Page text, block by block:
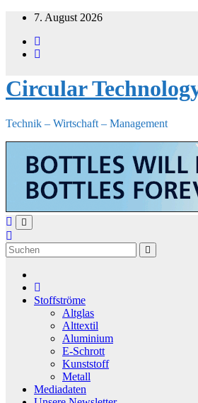
Zum
springen
7. August 2026
Circular
Technik – Wirtschaft – Management
Stoffströme
Altglas
Alttextil
Aluminium
E-Schrott
Kunststoff
Metall
Mediadaten